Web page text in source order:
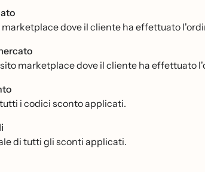
marketplace dove il cliente ha effettuato
marketplace dove il cliente ha effettuato
i codici sconto applicati.
di tutti gli sconti applicati.